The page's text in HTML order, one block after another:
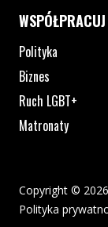
WSPÓŁPRACUJ
Polityka
Biznes
Ruch LGBT+
Matronaty
Copyright ©
Polityka